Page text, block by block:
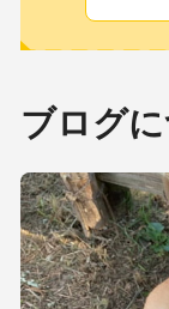
ブログ